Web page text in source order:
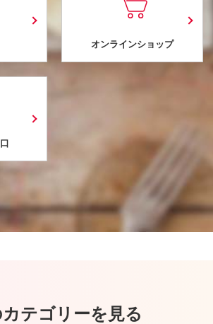
オンラインショップ
テゴリーを見る